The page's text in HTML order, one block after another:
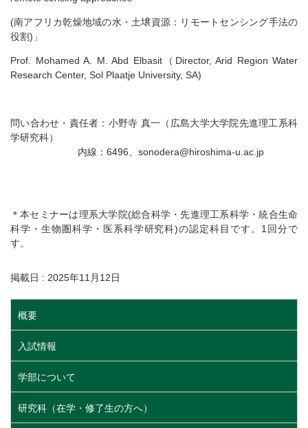
(南アフリカ乾燥地域の水・土壌資源：リモートセンシング手法の
役割) 」
Prof. Mohamed A. M. Abd Elbasit（ Director, Arid Region Water
Research Center, Sol Plaatje University, SA)
問い合わせ・責任者：小野寺 真一（広島大学大学院先進理工系科
学研究科）
内線：6496、sonodera@hiroshima-u.ac.jp
＊本セミナーは理系大学院(総合科学・先進理工系科学・統合生命
科学・生物圏科学・医系科学研究科)の認定科目です。1回分で
す。
掲載日 : 2025年11月12日
概要
入試情報
学部について
研究科（在学・修了生の方へ）